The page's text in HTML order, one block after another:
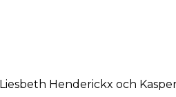
Henderickx och